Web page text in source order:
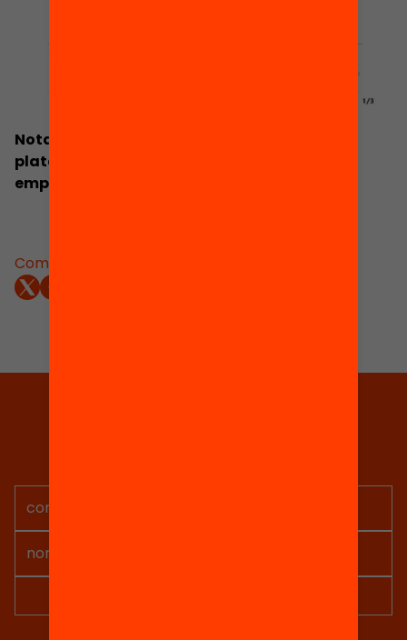
Comparteix:
Nota de premsa: Neix Fem Educació, una
plataforma de micromecenatge per
emprenedors amb projectes d’innovació